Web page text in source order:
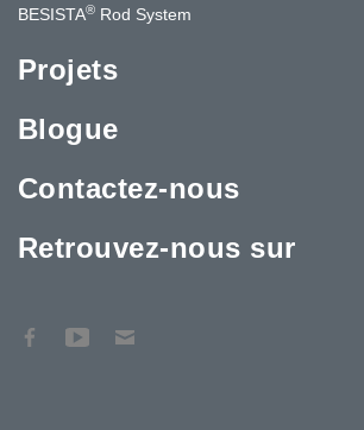
BESISTA® Rod System
Projets
Blogue
Contactez-nous
Retrouvez-nous sur